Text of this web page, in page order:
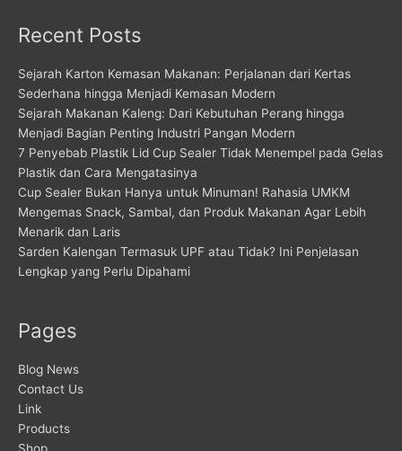
Recent Posts
Sejarah Karton Kemasan Makanan: Perjalanan dari Kertas
Sederhana hingga Menjadi Kemasan Modern
Sejarah Makanan Kaleng: Dari Kebutuhan Perang hingga
Menjadi Bagian Penting Industri Pangan Modern
7 Penyebab Plastik Lid Cup Sealer Tidak Menempel pada Gelas
Plastik dan Cara Mengatasinya
Cup Sealer Bukan Hanya untuk Minuman! Rahasia UMKM
Mengemas Snack, Sambal, dan Produk Makanan Agar Lebih
Menarik dan Laris
Sarden Kalengan Termasuk UPF atau Tidak? Ini Penjelasan
Lengkap yang Perlu Dipahami
Pages
Blog News
Contact Us
Link
Products
Shop